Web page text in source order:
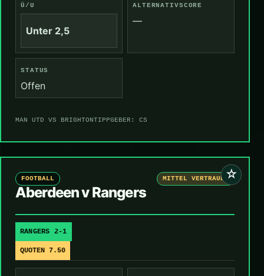
Ü/U
Unter 2,5
ALTERNATIVSCORE
—
STATUS
Offen
MAN UTD VS BRIGHTONTIPPGEBER: CS
☆
FOOTBALL MITTEL VERTRAUEN
Aberdeen v Rangers
RANGERS 2-1
QUOTEN 7.50